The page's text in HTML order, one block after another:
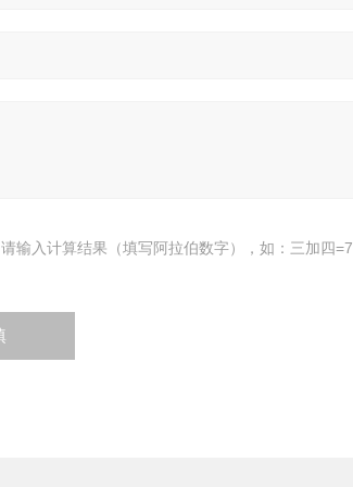
请输入计算结果（填写阿拉伯数字），如：三加四=7